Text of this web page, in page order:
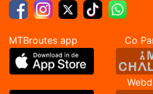
MTBroutes app Co